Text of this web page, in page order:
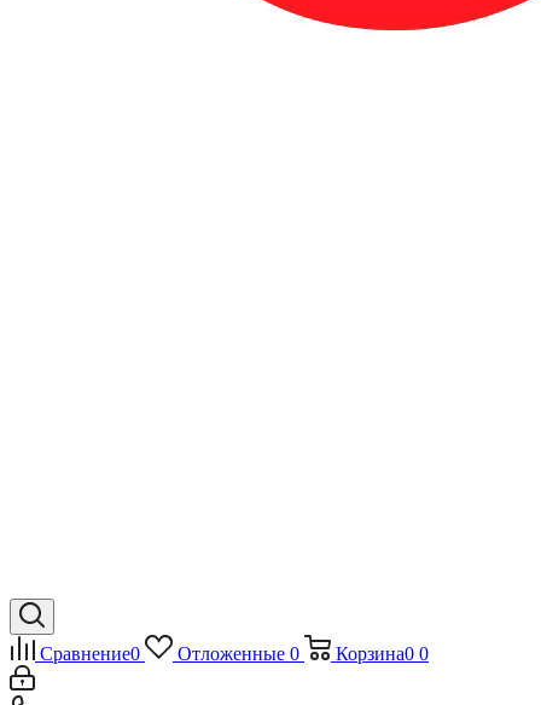
Сравнение0 Отложенные 0 Корзина0 0